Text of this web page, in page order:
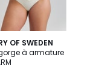
OF SWEDEN
à armature